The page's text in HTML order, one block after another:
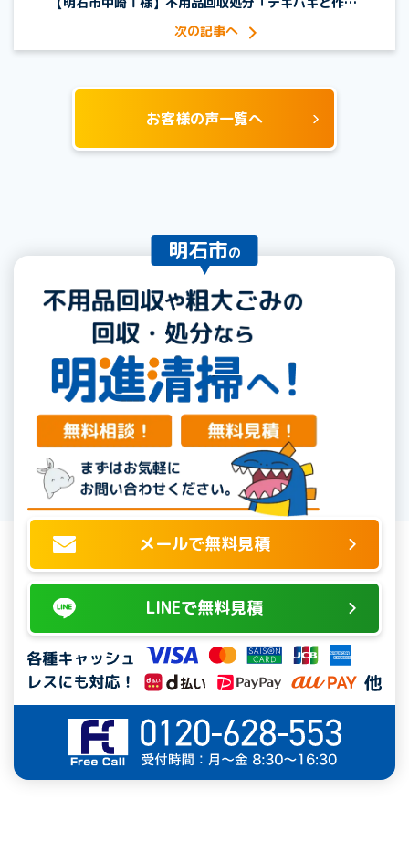
お客様の声一覧へ
明石市の
メールで無料見積
LINEで無料見積